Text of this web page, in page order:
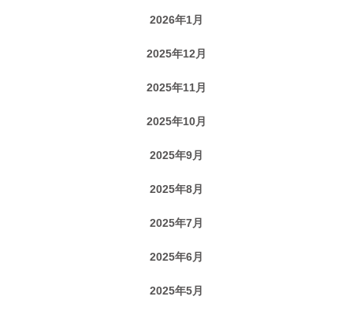
2026年1月
2025年12月
2025年11月
2025年10月
2025年9月
2025年8月
2025年7月
2025年6月
2025年5月